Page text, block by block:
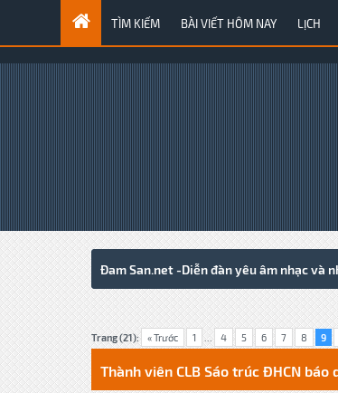
TÌM KIẾM BÀI VIẾT HÔM NAY LỊCH
Đam San.net -Diễn đàn yêu âm nhạc và
Trang (21): « Trước 1 ... 4 5 6 7 8 9
5 Votes - 5 Average
1
2
3
4
5
Thành viên CLB Sáo trúc ĐHCN báo